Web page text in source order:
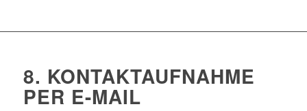
8. KONTAKTAUFNAHME
PER E-MAIL